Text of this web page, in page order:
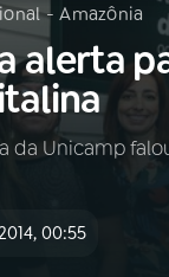
Buscar
- Amazônia
alerta
da Unicamp
00:55